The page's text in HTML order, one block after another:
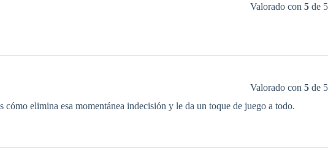
Valorado con 5 de 5
Valorado con 5 de 5
elimina esa momentánea indecisión y le da un toque de juego a todo.